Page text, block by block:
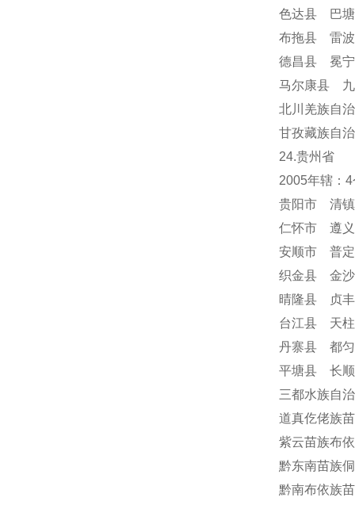
色达县 巴
布拖县 雷
德昌县 冕
马尔康县
北川羌族自
甘孜藏族自
24.贵州省
2005年辖：
贵阳市 清
仁怀市 遵
安顺市 普
织金县 金
晴隆县 贞
台江县 天
丹寨县 都
平塘县 长
三都水族自
道真仡佬族
紫云苗族布
黔东南苗族
黔南布依族